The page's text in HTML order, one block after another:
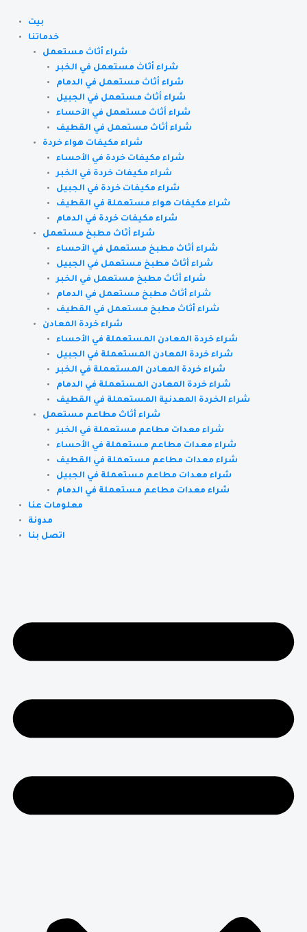
content
بيت
خدماتنا
شراء أثاث مستعمل
شراء أثاث مستعمل في الخبر
شراء أثاث مستعمل في الدمام
شراء أثاث مستعمل في الجبيل
شراء أثاث مستعمل في الأحساء
شراء أثاث مستعمل في القطيف
شراء مكيفات هواء خردة
شراء مكيفات خردة في الأحساء
شراء مكيفات خردة في الخبر
شراء مكيفات خردة في الجبيل
شراء مكيفات هواء مستعملة في القطيف
شراء مكيفات خردة في الدمام
شراء أثاث مطبخ مستعمل
شراء أثاث مطبخ مستعمل في الأحساء
شراء أثاث مطبخ مستعمل في الجبيل
شراء أثاث مطبخ مستعمل في الخبر
شراء أثاث مطبخ مستعمل في الدمام
شراء أثاث مطبخ مستعمل في القطيف
شراء خردة المعادن
شراء خردة المعادن المستعملة في الأحساء
شراء خردة المعادن المستعملة في الجبيل
شراء خردة المعادن المستعملة في الخبر
شراء خردة المعادن المستعملة في الدمام
شراء الخردة المعدنية المستعملة في القطيف
شراء أثاث مطاعم مستعمل
شراء معدات مطاعم مستعملة في الخبر
شراء معدات مطاعم مستعملة في الأحساء
شراء معدات مطاعم مستعملة في القطيف
شراء معدات مطاعم مستعملة في الجبيل
شراء معدات مطاعم مستعملة في الدمام
معلومات عنا
مدونة
اتصل بنا